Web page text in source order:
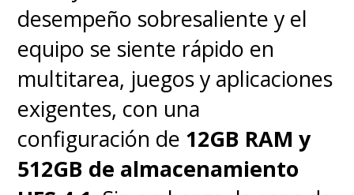
más profundidad de campo,
puedes cerrar la apertura para
controlar mejor la escena. En
simple,no es solo otro “modo
noche y listo” sino un
enfoque más fotográfico, más
desempeño sobresaliente y el
equipo se siente rápido en
multitarea, juegos y aplicaciones
exigentes, con una
configuración de 12GB RAM y
512GB de almacenamiento